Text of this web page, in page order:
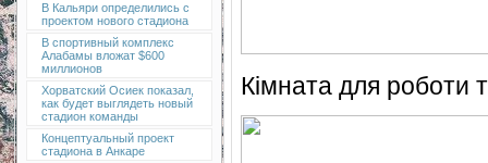
В Кальяри определились с
проектом нового стадиона
В спортивный комплекс
Алабамы вложат $600
миллионов
Хорватский Осиек показал,
как будет выглядеть новый
стадион команды
Концептуальный проект
стадиона в Анкаре
Кімната для роботи